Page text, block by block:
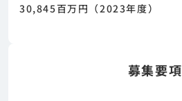
30,845百万円（2023年度）
募集要項